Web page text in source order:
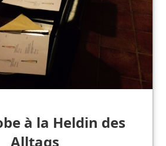
à la Heldin des
Alltags